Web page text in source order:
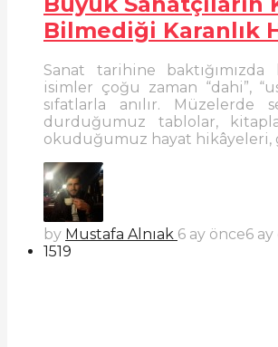
Bilmediği Karanlık
Sanat tarihine baktığımızda
isimler çoğu zaman “dahi”,
sıfatlarla anılır. Müzelerde
durduğumuz tablolar,
okuduğumuz hayat hikâyeleri,
by Mustafa Alnıak 6 ay önce6
1519